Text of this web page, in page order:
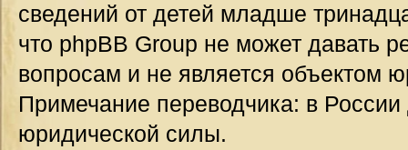
сведений от детей младше
что phpBB Group не может давать
вопросам и не является объектом
Примечание переводчика: в
юридической силы.